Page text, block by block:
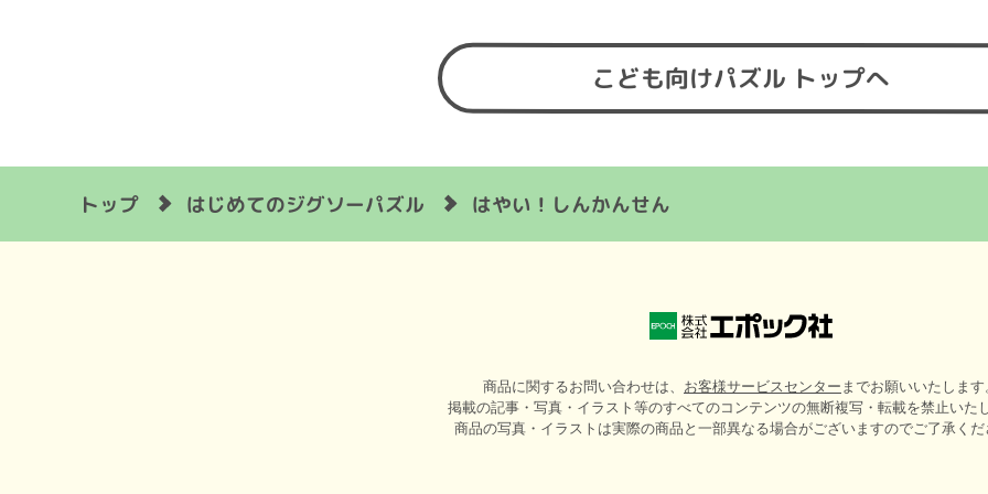
こども向けパズル トップへ
トップ はじめてのジグソーパズル はやい！しんかんせん
商品に関するお問い合わせは、 お客様サービスセンターまでお願いいたします。
掲載の記事・写真・イラスト等のすべてのコンテンツの無断複写・転載を禁止いたし
商品の写真・イラストは実際の商品と一部異なる場合がございますのでご了承くだ